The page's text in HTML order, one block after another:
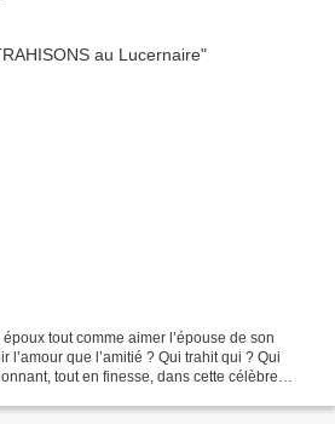
tout comme aimer l’épouse de son
l’amour que l’amitié ? Qui trahit qui ? Qui
tout en finesse, dans cette célèbre